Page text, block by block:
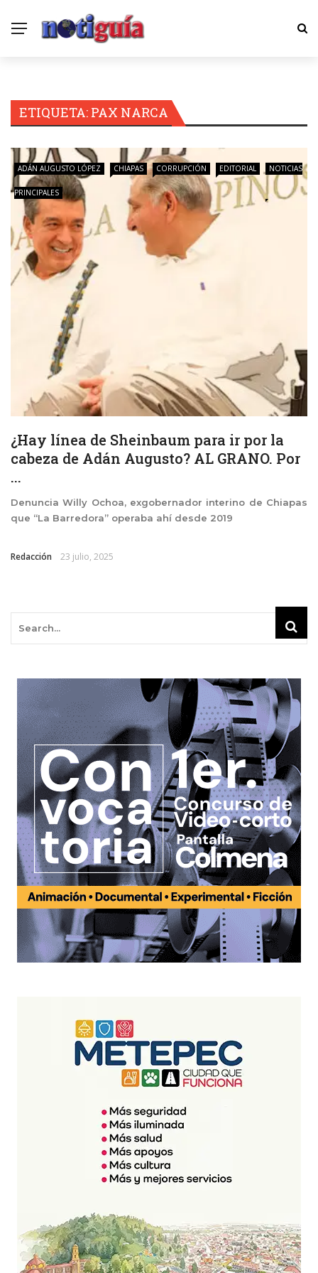
ETIQUETA: PAX NARCA
ADÁN AUGUSTO LÓPEZ CHIAPAS CORRUPCIÓN EDITORIAL NOTICIAS
PRINCIPALES
¿Hay línea de Sheinbaum para ir por la
cabeza de Adán Augusto? AL GRANO. Por
...
Denuncia Willy Ochoa, exgobernador interino de Chiapas
que “La Barredora” operaba ahí desde 2019
Redacción 23 julio, 2025